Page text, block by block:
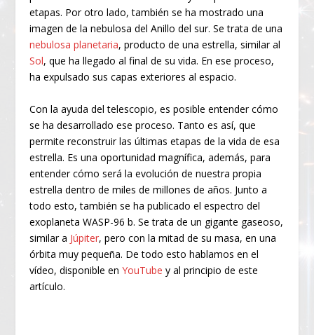
etapas. Por otro lado, también se ha mostrado una
imagen de la nebulosa del Anillo del sur. Se trata de una
nebulosa planetaria, producto de una estrella, similar al
Sol, que ha llegado al final de su vida. En ese proceso,
ha expulsado sus capas exteriores al espacio.
Con la ayuda del telescopio, es posible entender cómo
se ha desarrollado ese proceso. Tanto es así, que
permite reconstruir las últimas etapas de la vida de esa
estrella. Es una oportunidad magnífica, además, para
entender cómo será la evolución de nuestra propia
estrella dentro de miles de millones de años. Junto a
todo esto, también se ha publicado el espectro del
exoplaneta WASP-96 b. Se trata de un gigante gaseoso,
similar a Júpiter, pero con la mitad de su masa, en una
órbita muy pequeña. De todo esto hablamos en el
vídeo, disponible enYouTube y al principio de este
artículo.